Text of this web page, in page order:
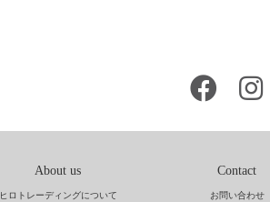
About us
ヒロトレーディングについて
Contact
お問い合わせ